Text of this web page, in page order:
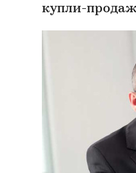
купли-